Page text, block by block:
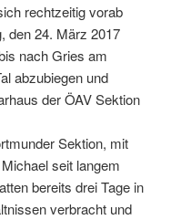
rechtzeitig vorab
den 24. März 2017
nach Gries am
abzubiegen und
der ÖAV Sektion
Sektion, mit
seit langem
bereits drei Tage in
verbracht und